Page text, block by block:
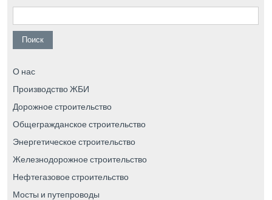
Найти:
О нас
Производство ЖБИ
Дорожное строительство
Общегражданское строительство
Энергетическое строительство
Железнодорожное строительство
Нефтегазовое строительство
Мосты и путепроводы